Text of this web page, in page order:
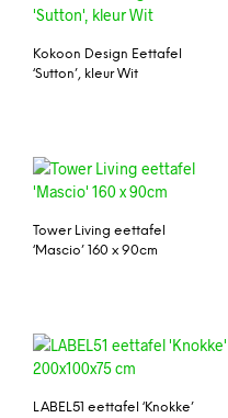
Kokoon Design Eettafel
‘Sutton’, kleur Wit
Tower Living eettafel
‘Mascio’ 160 x 90cm
LABEL51 eettafel ‘Knokke’